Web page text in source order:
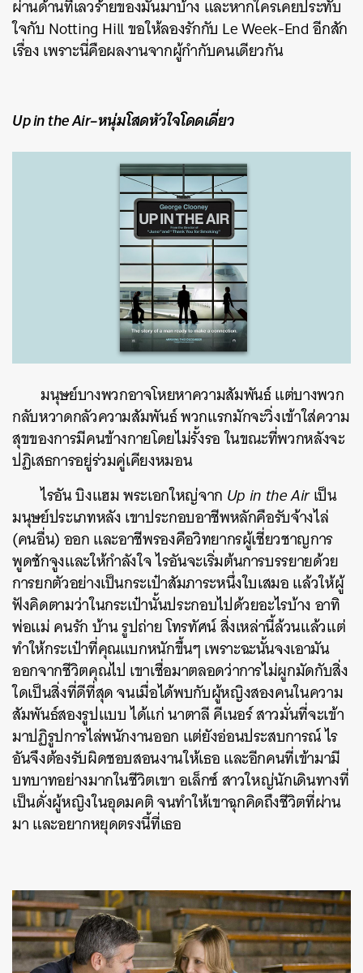
ผ่านด้านที่เลวร้ายของมันมาบ้าง และหากใครเคยประทับ
ใจกับ Notting Hill ขอให้ลองรักกับ Le Week-End อีกสัก
เรื่อง เพราะนี่คือผลงานจากผู้กำกับคนเดียวกัน
Up in the Air–หนุ่มโสดหัวใจโดดเดี่ยว
มนุษย์บางพวกอาจโหยหาความสัมพันธ์ แต่บางพวก
กลับหวาดกลัวความสัมพันธ์ พวกแรกมักจะวิ่งเข้าใส่ความ
สุขของการมีคนข้างกายโดยไม่รั้งรอ ในขณะที่พวกหลังจะ
ปฏิเสธการอยู่ร่วมคู่เคียงหมอน
ไรอัน บิงแฮม พระเอกใหญ่จาก Up in the Airเป็น
มนุษย์ประเภทหลัง เขาประกอบอาชีพหลักคือรับจ้างไล่
(คนอื่น) ออก และอาชีพรองคือวิทยากรผู้เชี่ยวชาญการ
พูดชักจูงและให้กำลังใจ ไรอันจะเริ่มต้นการบรรยายด้วย
การยกตัวอย่างเป็นกระเป๋าสัมภาระหนึ่งใบเสมอ แล้วให้ผู้
ฟังคิดตามว่าในกระเป๋านั้นประกอบไปด้วยอะไรบ้าง อาทิ
พ่อแม่ คนรัก บ้าน รูปถ่าย โทรทัศน์ สิ่งเหล่านี้ล้วนแล้วแต่
ทำให้กระเป๋าที่คุณแบกหนักขึ้นๆ เพราะฉะนั้นจงเอามัน
ออกจากชีวิตคุณไป เขาเชื่อมาตลอดว่าการไม่ผูกมัดกับสิ่ง
ใดเป็นสิ่งที่ดีที่สุด จนเมื่อได้พบกับผู้หญิงสองคนในความ
สัมพันธ์สองรูปแบบ ได้แก่ นาตาลี คีเนอร์ สาวมั่นที่จะเข้า
มาปฏิรูปการไล่พนักงานออก แต่ยังอ่อนประสบการณ์ ไร
อันจึงต้องรับผิดชอบสอนงานให้เธอ และอีกคนที่เข้ามามี
บทบาทอย่างมากในชีวิตเขา อเล็กซ์ สาวใหญ่นักเดินทางที่
เป็นดั่งผู้หญิงในอุดมคติ จนทำให้เขาฉุกคิดถึงชีวิตที่ผ่าน
มา และอยากหยุดตรงนี้ที่เธอ